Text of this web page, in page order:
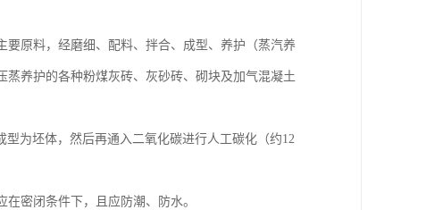
原料，经磨细、配料、拌合、成型、养护（蒸汽养
养护的各种粉煤灰砖、灰砂砖、砌块及加气混凝土
为坯体，然后再通入二氧化碳进行人工碳化（约12
密闭条件下，且应防潮、防水。